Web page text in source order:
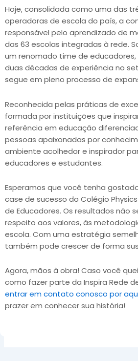
Hoje, consolidada como uma das
operadoras de escola do país, a
responsável pelo aprendizado de
das 63 escolas integradas à rede.
um renomado time de
duas décadas de experiência no
segue em pleno processo de
Reconhecida pelas práticas de
formada por instituições que
referência em educação
pessoas apaixonadas por
ambiente acolhedor e inspirador
educadores e estudantes.
Esperamos que você tenha
case de sucesso do Colégio
de Educadores. Os resultados não
respeito aos valores, às
escola. Com uma estratégia
também pode crescer de forma
Agora, mãos à obra! Caso você
como fazer parte da Inspira Rede
entrar em contato conosco por
prazer em conhecer sua história!